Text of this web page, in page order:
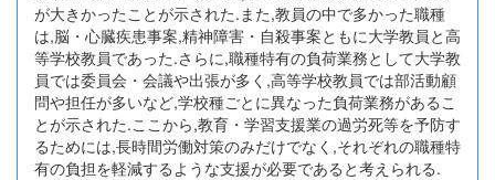
が大きかったことが示された.また,教員の中で多かった職種
は,脳・心臓疾患事案,精神障害・自殺事案ともに大学教員と高
等学校教員であった.さらに,職種特有の負荷業務として大学教
員では委員会・会議や出張が多く,高等学校教員では部活動顧
問や担任が多いなど,学校種ごとに異なった負荷業務があるこ
とが示された.ここから,教育・学習支援業の過労死等を予防す
るためには,長時間労働対策のみだけでなく,それぞれの職種特
有の負担を軽減するような支援が必要であると考えられる.